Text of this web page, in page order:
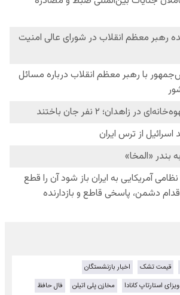
قیمت تشک
اخبار بازنشستگان
ویزای استارتاپ کانادا مخازن پلی اتیلن
فال حافظ